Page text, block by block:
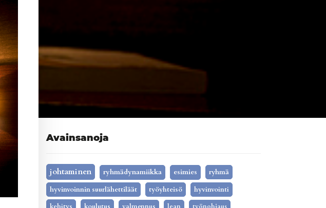
Avainsanoja
johtaminen ryhmädynamiikka esimies
ryhmä
hyvinvoinnin suurlähettiläät
työyhteisö
hyvinvointi